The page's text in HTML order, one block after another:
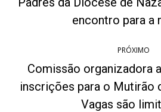
Post
encontro para a
PRÓXIMO
post:
Comissão organizadora
inscrições para o Mutirão
Vagas são